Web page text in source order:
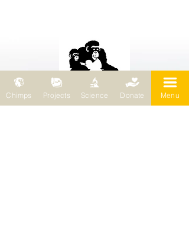
Chimps Projects Science Donate Menu